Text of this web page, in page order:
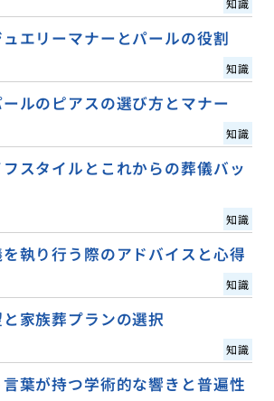
エリーマナーとパールの役割
知識
ルのピアスの選び方とマナー
知識
スタイルとこれからの葬儀バッ
知識
執り行う際のアドバイスと心得
知識
家族葬プランの選択
知識
葉が持つ学術的な響きと普遍性